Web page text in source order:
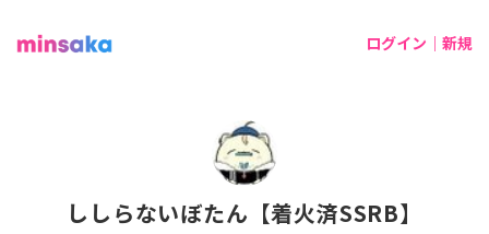
ログイン｜新規
ししらないぼたん【着火済SSRB】